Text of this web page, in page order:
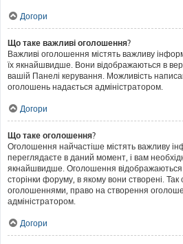
Догори
Що таке важливі оголошення?
Важливі оголошення містять важливу
їх якнайшвидше. Вони відображаються в
вашій Панелі керування. Можливість
оголошень надається адміністратором.
Догори
Що таке оголошення?
Оголошення найчастіше містять важливу
переглядаєте в даний момент, і вам
якнайшвидше. Оголошення відображаються
сторінки форуму, в якому вони створені.
оголошеннями, право на створення
адміністратором.
Догори